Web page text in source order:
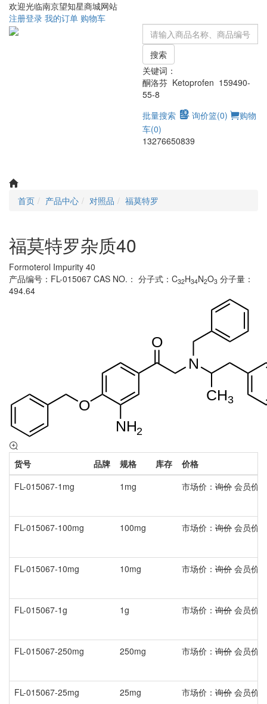
欢迎光临南京望知星商城网站
注册登录 我的订单 购物车
搜索
关键词：
酮洛芬 Ketoprofen 159490-
55-8
批量搜索
询价篮(0)
购物
车(0)
13276650839
首页 产品中心 对照品 福莫特罗
福莫特罗杂质40
Formoterol Impurity 40
产品编号：FL-015067 CAS NO.： 分子式：C32H34N2O3 分子量：
494.64
货号 品牌 规格 库存
价格
FL-015067-1mg
1mg 市场价： 询价 会员价：
FL-015067-100mg 100mg 市场价： 询价 会员价：
FL-015067-10mg 10mg 市场价： 询价 会员价：
FL-015067-1g 1g 市场价： 询价 会员价：
FL-015067-250mg 250mg 市场价： 询价 会员价：
FL-015067-25mg 25mg 市场价： 询价 会员价：